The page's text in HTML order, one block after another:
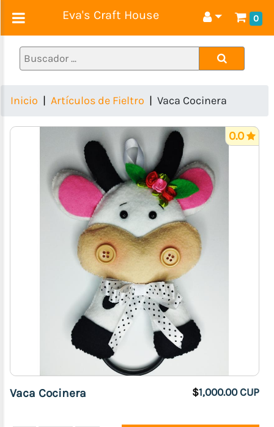
Eva's Craft House 0
Decoraciones
y
Cumpleaños
para
Porcelana
Inicio Artículos de Fieltro Vaca Cocinera
0.0
Vaca Cocinera $1,000.00 CUP